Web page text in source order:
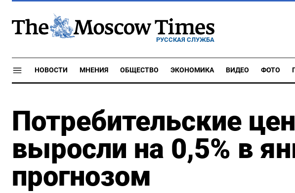
РУССКАЯ СЛУЖБА
НОВОСТИ МНЕНИЯ ОБЩЕСТВО ЭКОНОМИКА ВИДЕО ФОТО
Потребительские
выросли на 0,5% в
прогнозом